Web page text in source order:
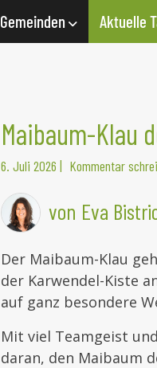
Gemeinden Aktuelle
Maibaum-Klau
6. Juli 2026 | Kommentar
von Eva
Der Maibaum-Klau
der Karwendel-Kiste
auf ganz besondere
Mit viel Teamgeist
daran, den Maibaum